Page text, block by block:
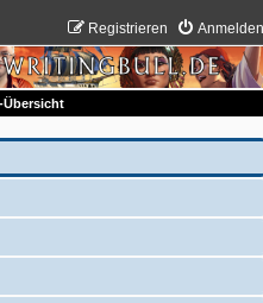
Registrieren
Übersicht